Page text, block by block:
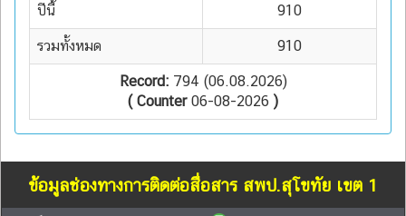
ปีนี้ 910
รวมทั้งหมด 910
Record:794 (06.08.2026)
( Counter06-08-2026 )
ข้อมูลช่องทางการติดต่อสื่อสาร สพป.สุโขทัย เขต 1